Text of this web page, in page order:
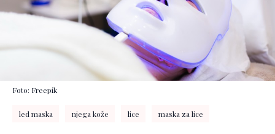
Foto: Freepik
led maska njega kože lice maska za lice